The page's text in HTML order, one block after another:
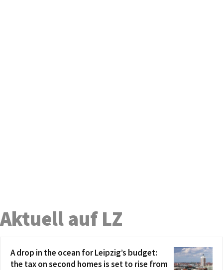
Aktuell auf LZ
A drop in the ocean for Leipzig’s budget:
the tax on second homes is set to rise from